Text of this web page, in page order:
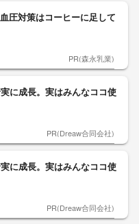
圧対策はコーヒーに足して
PR(森永乳業)
に成長。実はみんなココ使
PR(Dreaw合同会社)
に成長。実はみんなココ使
PR(Dreaw合同会社)